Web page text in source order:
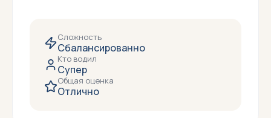
Сложность
Сбалансированно
Кто водил
Супер
Общая оценка
Отлично